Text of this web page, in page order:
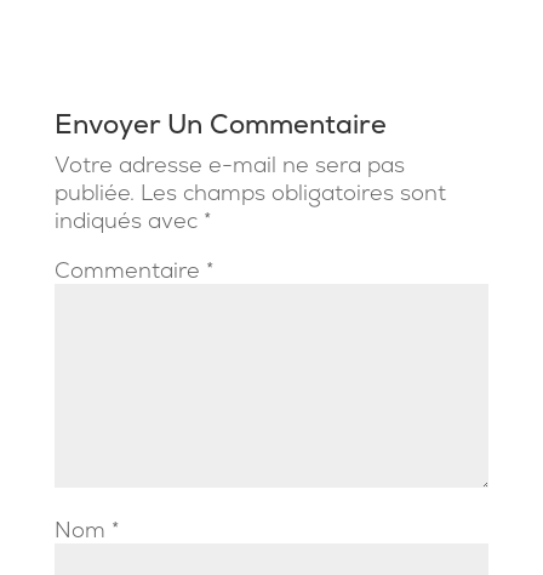
Envoyer Un Commentaire
Votre adresse e-mail ne sera pas
publiée. Les champs obligatoires sont
indiqués avec *
Commentaire *
Nom *